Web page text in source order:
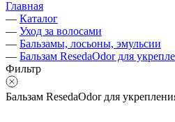
Главная
— Каталог
— Уход за волосами
— Бальзамы, лосьоны, эмульсии
— Бальзам ResedaOdor для
Фильтр
Бальзам ResedaOdor для